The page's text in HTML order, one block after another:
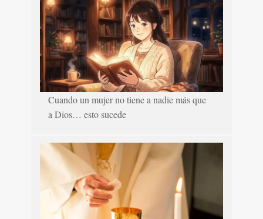
Cuando un mujer no tiene a nadie más que
a Dios… esto sucede